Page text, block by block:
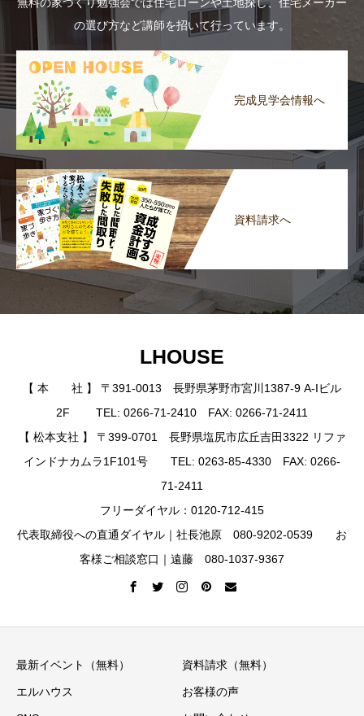
の選び方など講師を招いて行っています。
完成見学会情報へ
資料請求へ
LHOUSE
【 本 社 】 〒391-0013 長野県茅野市宮川1387-9 A-Iビル
2F TEL: 0266-71-2410 FAX: 0266-71-2411
【 松本支社 】 〒399-0701 長野県塩尻市広丘吉田3322 リファ
インドナカムラ1F101号 TEL: 0263-85-4330 FAX: 0266-
71-2411
フリーダイヤル：0120-712-415
代表取締役への直通ダイヤル｜社長池原 080-9202-0539 お
客様ご相談窓口｜遠藤 080-1037-9367
最新イベント（無料） 資料請求（無料）
エルハウス お客様の声